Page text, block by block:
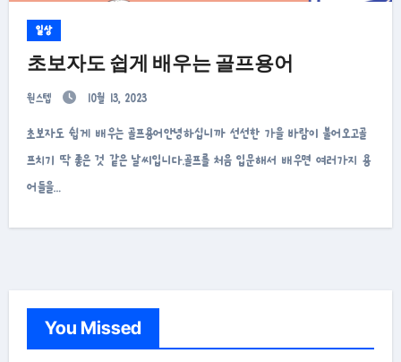
일상
초보자도 쉽게 배우는 골프용어
원스텝 10월 13, 2023
초보자도 쉽게 배우는 골프용어안녕하십니까 선선한 가을 바람이 불어오고골
프치기 딱 좋은 것 같은 날씨입니다.골프를 처음 입문해서 배우면 여러가지 용
어들을…
You Missed